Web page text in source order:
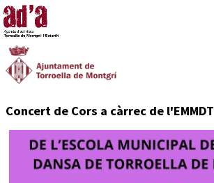
Concert de Cors a càrrec de l'EMMDT